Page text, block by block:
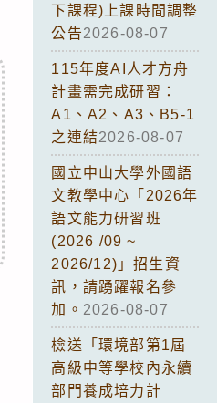
下課程)上課時間調整
公告2026-08-07
115年度AI人才方舟
計畫需完成研習：
A1、A2、A3、B5-1
之連結2026-08-07
國立中山大學外國語
文教學中心「2026年
語文能力研習班
(2026 /09 ~
2026/12)」招生資
訊，請踴躍報名參
加。 2026-08-07
檢送「環境部第1屆
高級中等學校內永續
部門養成培力計